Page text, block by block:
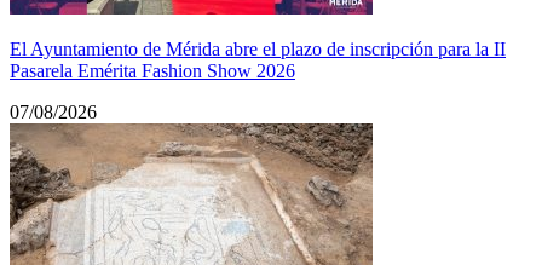
El Ayuntamiento de Mérida abre el plazo de inscripción para la II
Pasarela Emérita Fashion Show 2026
07/08/2026